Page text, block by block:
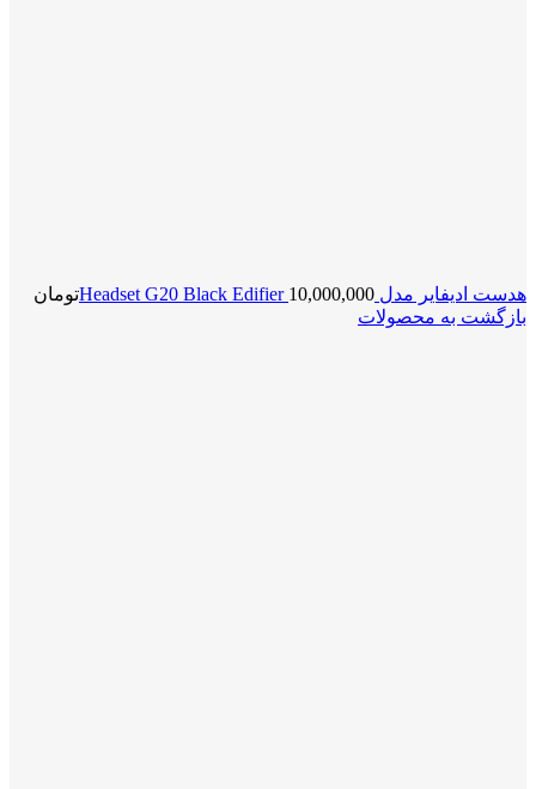
هدست ادیفایر مدل Headset G20 Black Edifier 10,000,000
تومان
بازگشت به محصولات